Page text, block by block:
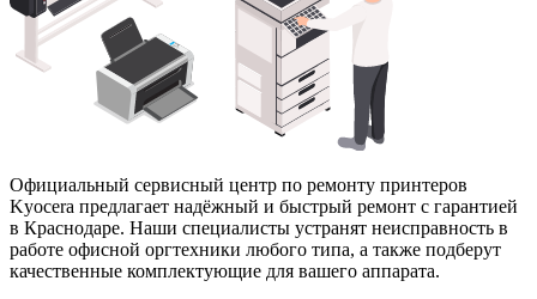
Официальный сервисный центр по ремонту принтеров
Kyocera предлагает надёжный и быстрый ремонт с гарантией
в Краснодаре. Наши специалисты устранят неисправность в
работе офисной оргтехники любого типа, а также подберут
качественные комплектующие для вашего аппарата.